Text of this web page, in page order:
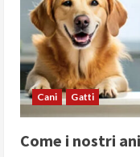
Cani Gatti
Come i nostri